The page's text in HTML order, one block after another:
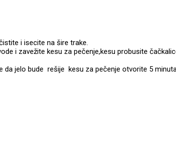
i isecite na šire trake.
i zavežite kesu za pečenje,kesu probusite
jelo bude rešije kesu za pečenje otvorite 5